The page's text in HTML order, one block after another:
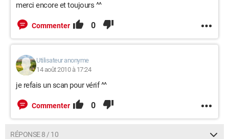
merci encore et toujours ^^
Commenter 0
Utilisateur anonyme
14 août 2010 à 17:24
je refais un scan pour vérif ^^
Commenter 0
RÉPONSE 8 / 10